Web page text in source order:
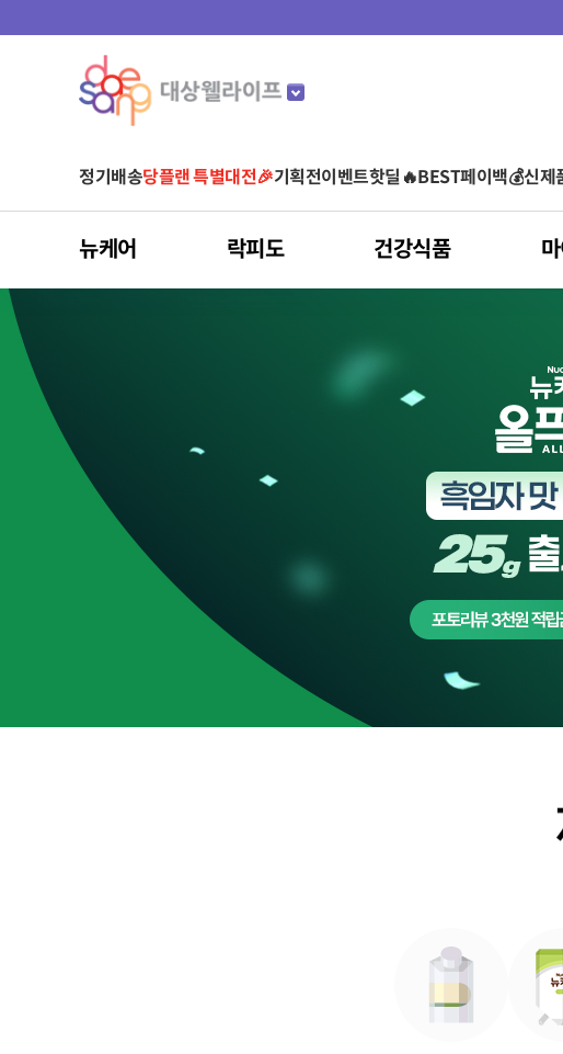
정기배송당플랜 특별대전🎉기획전이벤트핫딜🔥BEST페이백💰신제
뉴케어
영양간식 간편식(HMR)
청소년 영양음료
락피도
청소년/성인
건강식품
홍삼
어린이 건강기능식품
단백질 파우더
아르기닌 음료
단백질 보충
눈 건강
면역/항산화 건강